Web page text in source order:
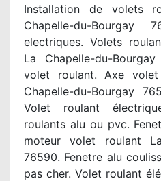
Installation de volets
Chapelle-du-Bourgay
electriques. Volets
La Chapelle-du-
volet roulant. Axe
Chapelle-du-Bourgay
Volet roulant
roulants alu ou pvc.
moteur volet roulant
76590. Fenetre alu
pas cher. Volet roulant